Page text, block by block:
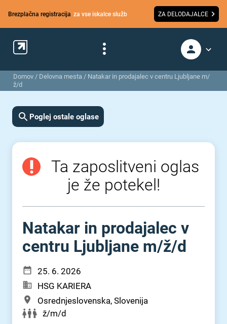
Brezplačna registracija za vse iskalce služb ZA DELODAJALCE
Domov / Delovna mesta / Natakar in prodajalec v centru Ljubljane m/
ž/d
Poglej ostale oglase
Ta zaposlitveni oglas
je že potekel!
Natakar in prodajalec v
centru Ljubljane m⁠/⁠ž⁠/⁠d
25. 6. 2026
HSG KARIERA
Osrednjeslovenska, Slovenija
ž/m/d